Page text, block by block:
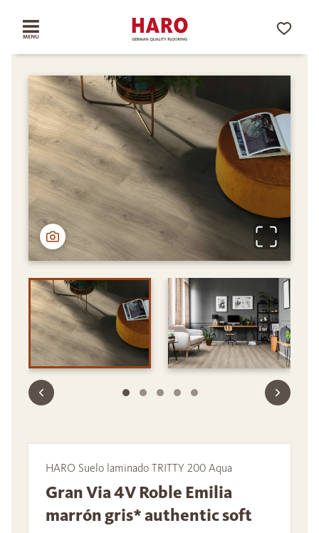
HARO Suelo laminado TRITTY 200 Aqua
Gran Via 4V Roble Emilia
marrón gris* authentic soft